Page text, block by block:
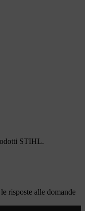
STIHL.
risposte alle domande